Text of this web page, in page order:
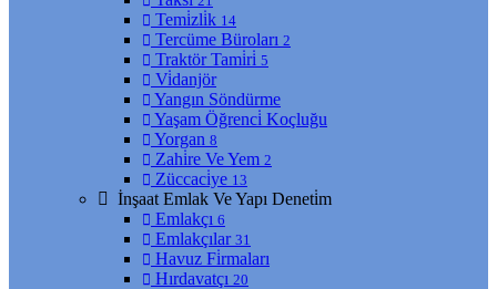
Temi̇zli̇k 14
Tercüme Büroları 2
Traktör Tami̇ri̇ 5
Vi̇danjör
Yangın Söndürme
Yaşam Öğrenci̇ Koçluğu
Yorgan 8
Zahi̇re Ve Yem 2
Züccaci̇ye 13
İnşaat Emlak Ve Yapı Deneti̇m
Emlakçı 6
Emlakçılar 31
Havuz Fi̇rmaları
Hırdavatçı 20